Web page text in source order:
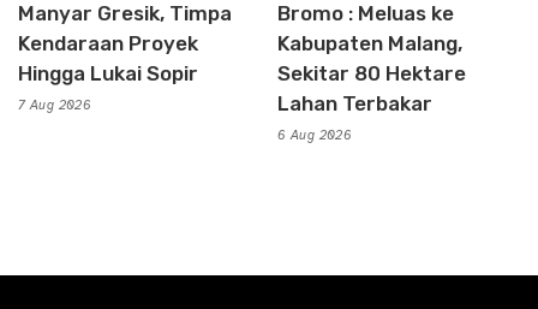
Manyar Gresik, Timpa
Kendaraan Proyek
Hingga Lukai Sopir
7 Aug 2026
Bromo : Meluas ke
Kabupaten Malang,
Sekitar 80 Hektare
Lahan Terbakar
6 Aug 2026